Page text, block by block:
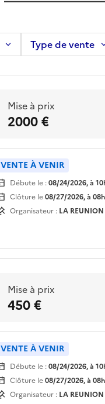
Type de vente
Mise à prix
2000 €
VENTE À VENIR
Débute le :08/24/2026, à
Clôture le08/27/2026, à
Organisateur : LA REUNION
Mise à prix
450 €
VENTE À VENIR
Débute le :08/24/2026, à
Clôture le08/27/2026, à
Organisateur : LA REUNION